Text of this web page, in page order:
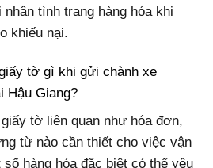
tình trạng hàng hóa khi
khiếu nại.
tờ gì khi gửi chành xe
Hậu Giang?
tờ liên quan như hóa đơn,
từ nào cần thiết cho việc vận
hàng hóa đặc biệt có thể yêu